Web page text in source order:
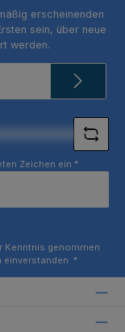
erscheinenden
sein, über neue
werden.
Zeichen ein *
Kenntnis genommen
einverstanden. *